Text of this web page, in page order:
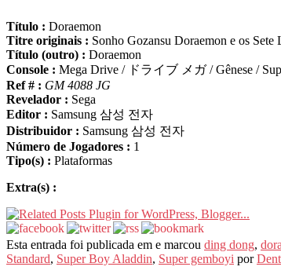
Título : Doraemon
Titre originais : Sonho Gozansu Doraemon e os Sete
Título (outro) : Doraemon
Console : Mega Drive / ドライブ メガ / Gênese /
Ref # : GM 4088 JG
Revelador : Sega
Editor : Samsung 삼성 전자
Distribuidor : Samsung 삼성 전자
Número de Jogadores : 1
Tipo(s) : Plataformas
Extra(s) :
Esta entrada foi publicada em e marcou ding dong,
Standard, Super Boy Aladdin, Super gemboyi por